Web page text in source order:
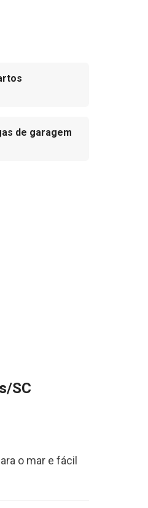
de garagem
SC
o mar e fácil